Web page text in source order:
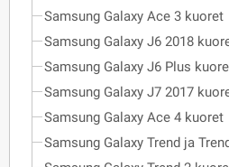
Samsung Galaxy Ace 3 kuoret
Samsung Galaxy J6 2018
Samsung Galaxy J6 Plus
Samsung Galaxy J7 2017
Samsung Galaxy Ace 4 kuoret
Samsung Galaxy Trend ja